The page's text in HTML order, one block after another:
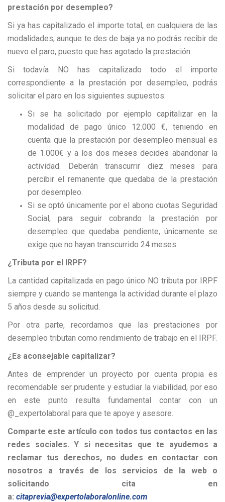
prestación por desempleo?
Si ya has capitalizado el importe total, en cualquiera de las
modalidades, aunque te des de baja ya no podrás recibir de
nuevo el paro, puesto que has agotado la prestación.
Si todavía NO has capitalizado todo el importe
correspondiente a la prestación por desempleo, podrás
solicitar el paro en los siguientes supuestos:
Si se ha solicitado por ejemplo capitalizar en la
modalidad de pago único 12.000 €, teniendo en
cuenta que la prestación por desempleo mensual es
de 1.000€ y a los dos meses decides abandonar la
actividad. Deberán transcurrir diez meses para
percibir el remanente que quedaba de la prestación
por desempleo.
Si se optó únicamente por el abono cuotas Seguridad
Social, para seguir cobrando la prestación por
desempleo que quedaba pendiente, únicamente se
exige que no hayan transcurrido 24 meses.
¿Tributa por el IRPF?
La cantidad capitalizada en pago único NO tributa por IRPF
siempre y cuando se mantenga la actividad durante el plazo
5 años desde su solicitud.
Por otra parte, recordamos que las prestaciones por
desempleo tributan como rendimiento de trabajo en el IRPF.
¿Es aconsejable capitalizar?
Antes de emprender un proyecto por cuenta propia es
recomendable ser prudente y estudiar la viabilidad, por eso
en este punto resulta fundamental contar con un
@_expertolaboral para que te apoye y asesore.
Comparte este artículo con todos tus contactos en las
redes sociales. Y si necesitas que te ayudemos a
reclamar tus derechos, no dudes en contactar con
nosotros a través de los servicios de la web o
solicitando cita en
a: citaprevia@expertolaboralonline.com